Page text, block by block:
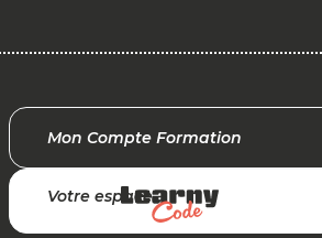
Mon Compte Formation
Votre espace